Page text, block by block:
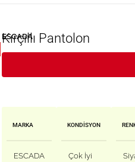
ESCADA
Kırçıllı Pantolon
MARKA
ESCADA
KONDISYON
Çok İyi